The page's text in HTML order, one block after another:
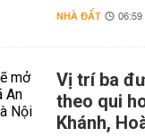
NHÀ ĐẤT
Vị trí ba
theo qui
Khánh,